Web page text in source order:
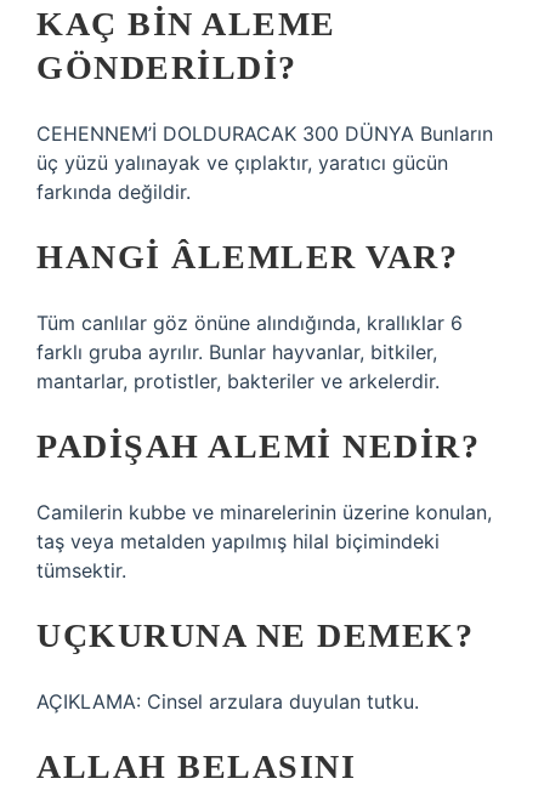
KAÇ BIN ALEME
GÖNDERILDI?
CEHENNEM’İ DOLDURACAK 300 DÜNYA Bunların
üç yüzü yalınayak ve çıplaktır, yaratıcı gücün
farkında değildir.
HANGI ÂLEMLER VAR?
Tüm canlılar göz önüne alındığında, krallıklar 6
farklı gruba ayrılır. Bunlar hayvanlar, bitkiler,
mantarlar, protistler, bakteriler ve arkelerdir.
PADIŞAH ALEMI NEDIR?
Camilerin kubbe ve minarelerinin üzerine konulan,
taş veya metalden yapılmış hilal biçimindeki
tümsektir.
UÇKURUNA NE DEMEK?
AÇIKLAMA: Cinsel arzulara duyulan tutku.
ALLAH BELASINI